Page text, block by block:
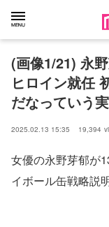
(画像1/21) 永
ヒロイン就任
だなっていう実
2025.02.13 15:35 19,394
女優の永野芽郁が
イボール缶戦略説